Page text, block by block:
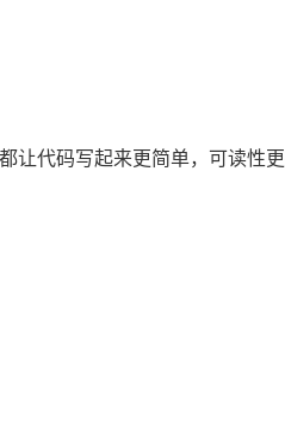
让代码写起来更简单，可读性更